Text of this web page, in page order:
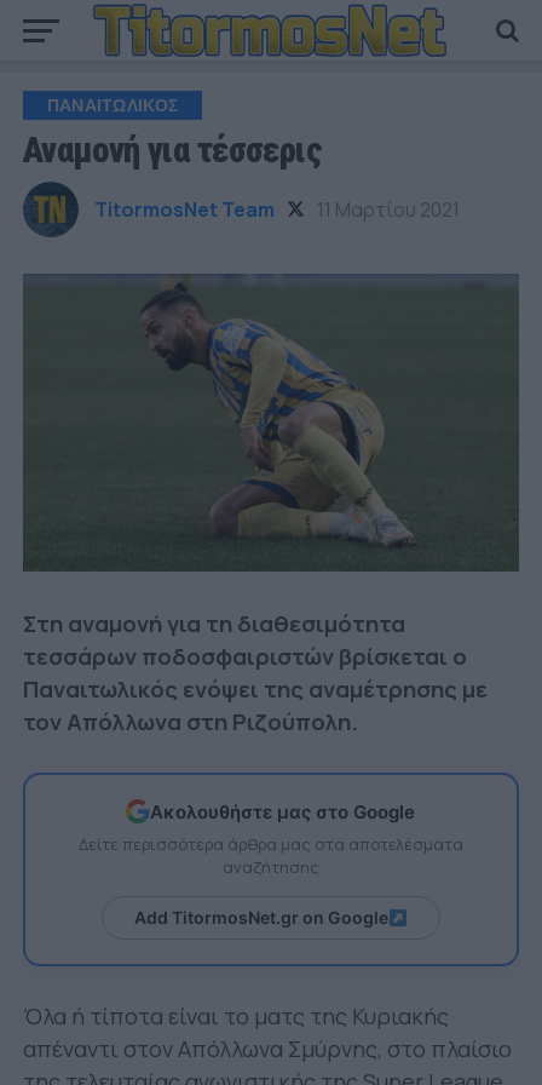
ΠΑΝΑΙΤΩΛΙΚΟΣ
Αναμονή για τέσσερις
TitormosNet Team 11 Μαρτίου 2021
Στη αναμονή για τη διαθεσιμότητα
τεσσάρων ποδοσφαιριστών βρίσκεται ο
Παναιτωλικός ενόψει της αναμέτρησης με
τον Απόλλωνα στη Ριζούπολη.
Ακολουθήστε μας στο Google
Δείτε περισσότερα άρθρα μας στα αποτελέσματα
αναζήτησης
Add TitormosNet.gr on Google
Όλα ή τίποτα είναι το ματς της Κυριακής
απέναντι στον Απόλλωνα Σμύρνης, στο πλαίσιο